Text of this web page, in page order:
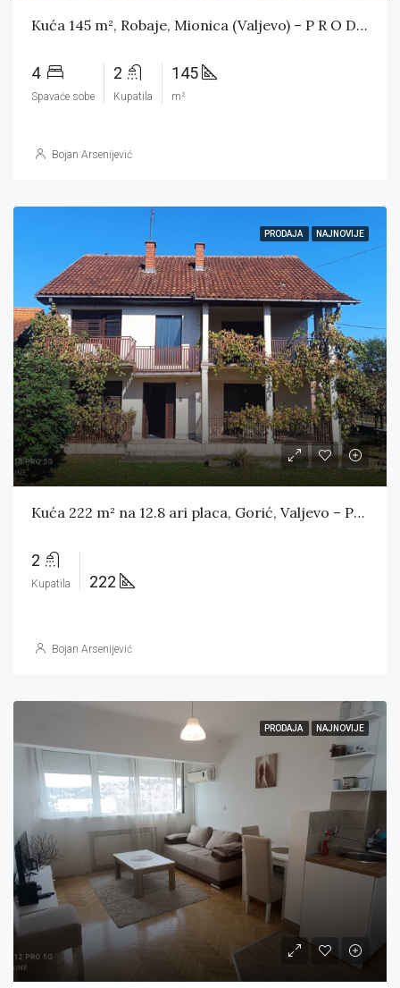
Kuća 145 m², Robaje, Mionica (Valjevo) – P R O D A T A
4
Spavaće sobe
2
Kupatila
145
m²
Bojan Arsenijević
PRODAJA NAJNOVIJE
Kuća 222 m² na 12.8 ari placa, Gorić, Valjevo – PRODATA
2
Kupatila 222
Bojan Arsenijević
PRODAJA NAJNOVIJE